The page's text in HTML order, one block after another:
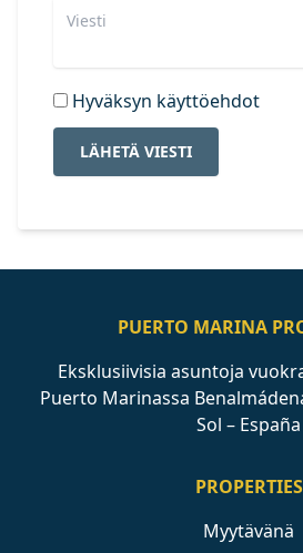
Hyväksyn käyttöehdot
LÄHETÄ VIESTI
PUERTO MARINA
Eksklusiivisia asuntoja
Puerto Marinassa
Sol – España
PROPERTIES
Myytävänä